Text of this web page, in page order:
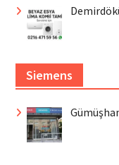
Siemens